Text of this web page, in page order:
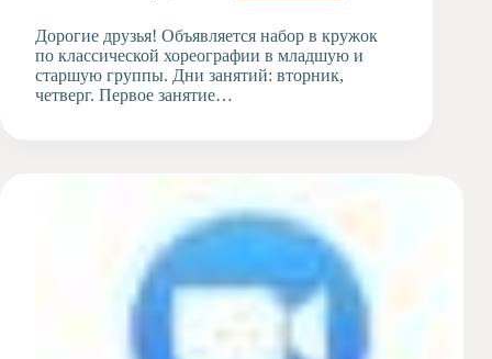
Дорогие друзья! Объявляется набор в кружок
по классической хореографии в младшую и
старшую группы. Дни занятий: вторник,
четверг. Первое занятие…